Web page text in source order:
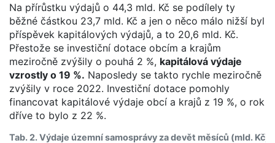
Na přírůstku výdajů o 44,3 mld. Kč se podílely ty
běžné částkou 23,7 mld. Kč a jen o něco málo nižší byl
příspěvek kapitálových výdajů, a to 20,6 mld. Kč.
Přestože se investiční dotace obcím a krajům
meziročně zvýšily o pouhá 2 %, kapitálová výdaje
vzrostly o 19 %. Naposledy se takto rychle meziročně
zvýšily v roce 2022. Investiční dotace pomohly
financovat kapitálové výdaje obcí a krajů z 19 %, o rok
dříve to bylo z 22 %.
Tab. 2. Výdaje územní samosprávy za devět měsíců (mld. Kč)